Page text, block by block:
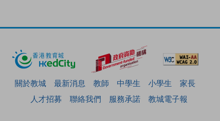
關於教城 最新消息 教師 中學生 小學生
家長
人才招募
聯絡我們 服務承諾 教城電子報